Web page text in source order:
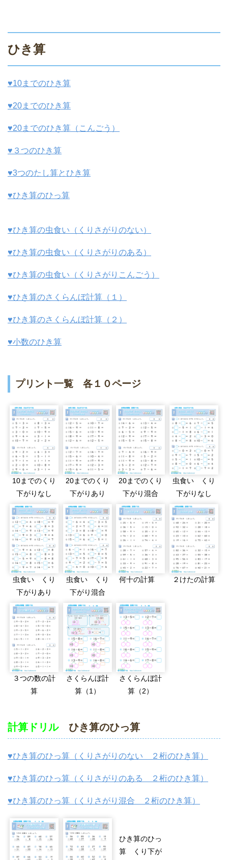
ひき算
♥10までのひき算
♥20までのひき算
♥20までのひき算（こんごう）
♥３つのひき算
♥3つのたし算とひき算
♥ひき算のひっ算
♥ひき算の虫食い（くりさがりのない）
♥ひき算の虫食い（くりさがりのある）
♥ひき算の虫食い（くりさがりこんごう）
♥ひき算のさくらんぼ計算（１）
♥ひき算のさくらんぼ計算（２）
♥小数のひき算
プリント一覧 各１０ページ
10までのくり
下がりなし
20までのくり
下がりあり
20までのくり
下がり混合
虫食い くり
下がりなし
虫食い くり
下がりあり
虫食い くり
下がり混合
何十の計算 ２けたの計算
３つの数の計
算
さくらんぼ計
算（1）
さくらんぼ計
算（2）
計算ドリル ひき算のひっ算
♥ひき算のひっ算（くりさがりのない ２桁のひき算）
♥ひき算のひっ算（くりさがりのある ２桁のひき算）
♥ひき算のひっ算（くりさがり混合 ２桁のひき算）
ひき算のひっ
算 くり下が